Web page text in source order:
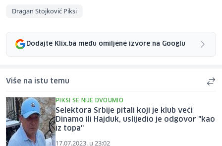
Dragan Stojković Piksi
Dodajte Klix.ba među omiljene izvore na Googlu
Više na istu temu
PIKSI SE NIJE DVOUMIO
Selektora Srbije pitali koji je klub veći
Dinamo ili Hajduk, uslijedio je odgovor "kao
iz topa"
17.07.2023. u 23:02